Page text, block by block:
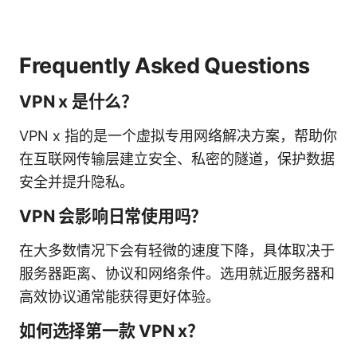
Frequently Asked Questions
VPN x 是什么？
VPN x 指的是一个虚拟专用网络解决方案，帮助你
在互联网传输层建立安全、私密的隧道，保护数据
安全并提升隐私。
VPN 会影响日常使用吗？
在大多数情况下会有轻微的速度下降，具体取决于
服务器距离、协议和网络条件。选用就近服务器和
高效协议通常能获得更好体验。
如何选择第一款 VPN x？